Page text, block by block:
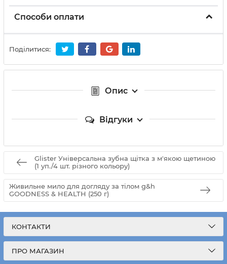
Способи оплати
Поділитися:
Опис
Відгуки
Glister Універсальна зубна щітка з м'якою щетиною
(1 уп./4 шт. різного кольору)
Живильне мило для догляду за тілом g&h
GOODNESS & HEALTH (250 г)
КОНТАКТИ
ПРО МАГАЗИН